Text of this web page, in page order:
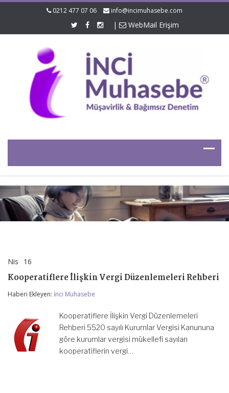
0212 477 07 06 info@incimuhasebe.com
| WebMail Erişim
Nis 16
Vergi
Rehberi
Kooperatiflere İlişkin Vergi Düzenlemeleri Rehberi
Haberi Ekleyen: İnci Muhasebe
Kooperatiflere İlişkin Vergi Düzenlemeleri
Rehberi 5520 sayılı Kurumlar Vergisi Kanununa
göre kurumlar vergisi mükellefi sayılan
kooperatiflerin vergi…